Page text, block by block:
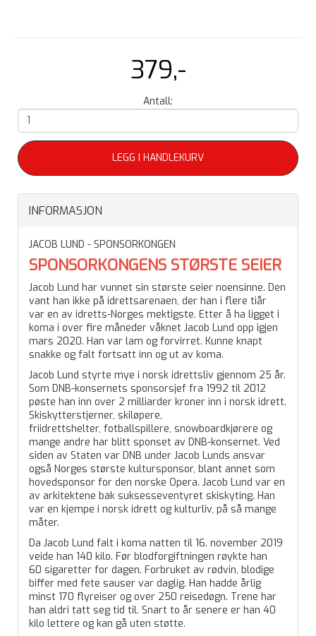
379,-
Antall:
LEGG I HANDLEKURV
INFORMASJON
JACOB LUND - SPONSORKONGEN
SPONSORKONGENS STØRSTE SEIER
Jacob Lund har vunnet sin største seier noensinne. Den
vant han ikke på idrettsarenaen, der han i flere tiår
var en av idretts-Norges mektigste. Etter å ha ligget i
koma i over fire måneder våknet Jacob Lund opp igjen
mars 2020. Han var lam og forvirret. Kunne knapt
snakke og falt fortsatt inn og ut av koma.
Jacob Lund styrte mye i norsk idrettsliv gjennom 25 år.
Som DNB-konsernets sponsorsjef fra 1992 til 2012
pøste han inn over 2 milliarder kroner inn i norsk idrett.
Skiskytterstjerner, skiløpere,
friidrettshelter, fotballspillere, snowboardkjørere og
mange andre har blitt sponset av DNB-konsernet. Ved
siden av Staten var DNB under Jacob Lunds ansvar
også Norges største kultursponsor, blant annet som
hovedsponsor for den norske Opera. Jacob Lund var en
av arkitektene bak suksesseventyret skiskyting. Han
var en kjempe i norsk idrett og kulturliv, på så mange
måter.
Da Jacob Lund falt i koma natten til 16. november 2019
veide han 140 kilo. Før blodforgiftningen røykte han
60 sigaretter for dagen. Forbruket av rødvin, blodige
biffer med fete sauser var daglig. Han hadde årlig
minst 170 flyreiser og over 250 reisedøgn. Trene har
han aldri tatt seg tid til. Snart to år senere er han 40
kilo lettere og kan gå uten støtte.